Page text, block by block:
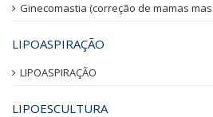
Ginecomastia (correção de mamas
LIPOASPIRAÇÃO
LIPOASPIRAÇÃO
LIPOESCULTURA